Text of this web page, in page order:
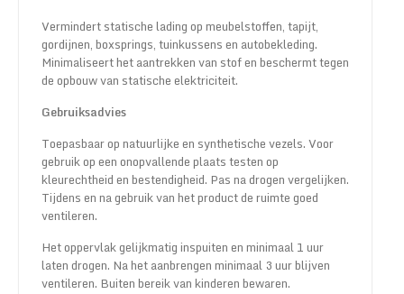
Vermindert statische lading op meubelstoffen, tapijt,
gordijnen, boxsprings, tuinkussens en autobekleding.
Minimaliseert het aantrekken van stof en beschermt tegen
de opbouw van statische elektriciteit.
Gebruiksadvies
Toepasbaar op natuurlijke en synthetische vezels. Voor
gebruik op een onopvallende plaats testen op
kleurechtheid en bestendigheid. Pas na drogen vergelijken.
Tijdens en na gebruik van het product de ruimte goed
ventileren.
Het oppervlak gelijkmatig inspuiten en minimaal 1 uur
laten drogen. Na het aanbrengen minimaal 3 uur blijven
ventileren. Buiten bereik van kinderen bewaren.